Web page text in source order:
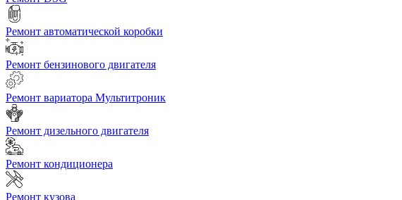
Ремонт автоматической коробки
Ремонт бензинового двигателя
Ремонт вариатора Мультитроник
Ремонт дизельного двигателя
Ремонт кондиционера
Ремонт кузова